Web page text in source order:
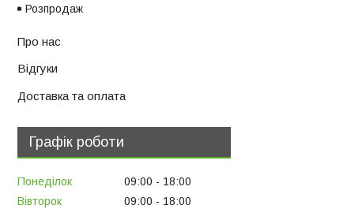
Розпродаж
Про нас
Відгуки
Доставка та оплата
Графік роботи
Понеділок 09:00
18:00
Вівторок
09:00
18:00